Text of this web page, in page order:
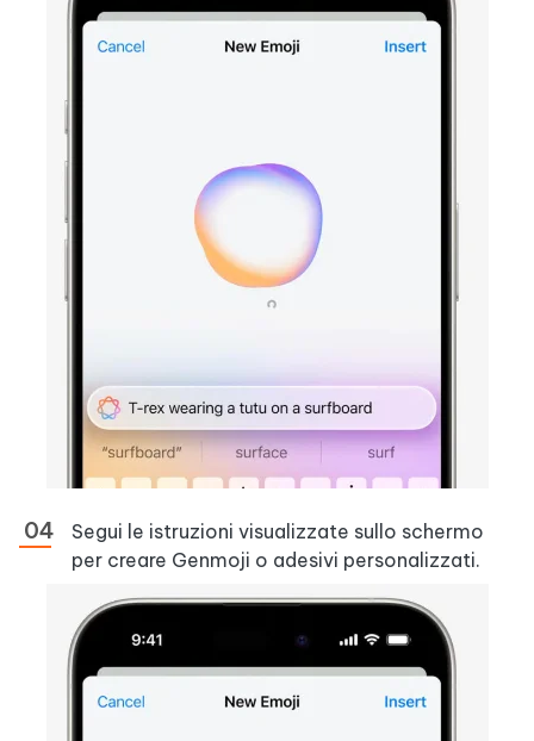
Segui le istruzioni visualizzate sullo schermo
per creare Genmoji o adesivi personalizzati.